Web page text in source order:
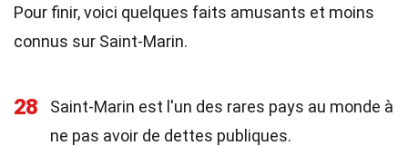
Pour finir, voici quelques faits amusants et moins
connus sur Saint-Marin.
28
Saint-Marin est l'un des rares pays au monde à
ne pas avoir de dettes publiques.